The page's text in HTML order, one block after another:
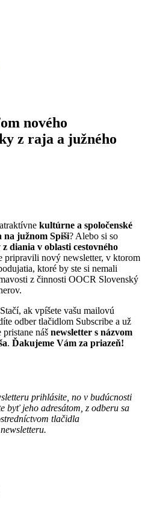
nového
z raja a južného
kultúrne a spoločenské
na južnom Spiši? Alebo si so
diania v oblasti cestovného
pripravili nový newsletter, v ktorom
ktoré by ste si nemali
z činnosti OOCR Slovenský
ak vpíšete vašu mailovú
odber tlačidlom Subscribe a už
náš newsletter s názvom
. Ďakujeme Vám za priazeň!
prihlásite, no v budúcnosti
byť jeho adresátom, z odberu sa
tlačidla